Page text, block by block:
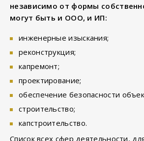
независимо от формы
могут быть и ООО, и ИП:
инженерные изыскания;
реконструкция;
капремонт;
проектирование;
обеспечение безопасности
строительство;
капстроительство.
Список всех сфер деятельности,